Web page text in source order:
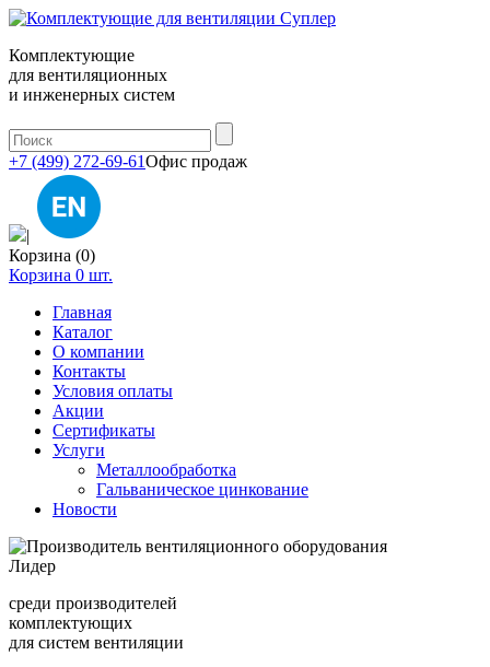
Комплектующие
для вентиляционных
и инженерных систем
+7 (499) 272-69-61Офис продаж
|
Корзина (0)
Корзина 0 шт.
Главная
Каталог
О компании
Контакты
Условия оплаты
Акции
Сертификаты
Услуги
Металлообработка
Гальваническое цинкование
Новости
Лидер
среди производителей
комплектующих
для систем вентиляции